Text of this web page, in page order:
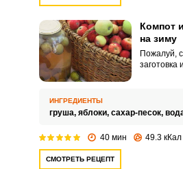
вместе с
Компот
на зиму
Пожалуй,
заготовка
варки.
ИНГРЕДИЕНТЫ
груша, яблоки, сахар-песок,
40 мин 49.3 кКал
СМОТРЕТЬ РЕЦЕПТ